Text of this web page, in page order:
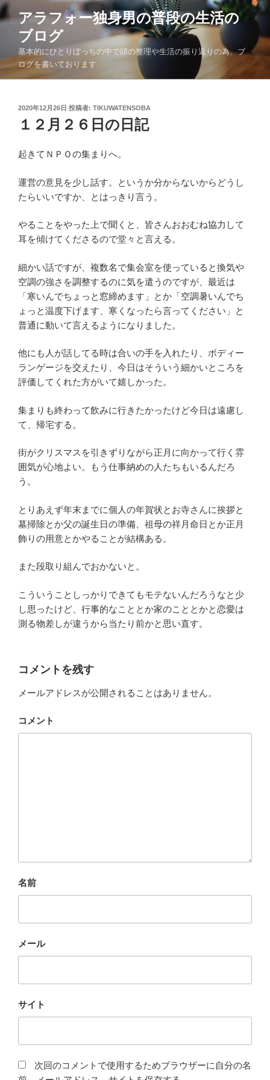
コ
ン
へ
アラフォー独身男の普段の生活の
ブログ
基本的にひとりぼっちの中で頭の整理や生活の振り返りの為、ブ
ログを書いております
投
稿
日:
2020年12月26日 投稿者: TIKUWATENSOBA
１２月２６日の日記
起きてＮＰＯの集まりへ。
運営の意見を少し話す。というか分からないからどうし
たらいいですか、とはっきり言う。
やることをやった上で聞くと、皆さんおおむね協力して
耳を傾けてくださるので堂々と言える。
細かい話ですが、複数名で集会室を使っていると換気や
空調の強さを調整するのに気を遣うのですが、最近は
「寒いんでちょっと窓締めます」とか「空調暑いんでち
ょっと温度下げます、寒くなったら言ってください」と
普通に動いて言えるようになりました。
他にも人が話してる時は合いの手を入れたり、ボディー
ランゲージを交えたり、今日はそういう細かいところを
評価してくれた方がいて嬉しかった。
集まりも終わって飲みに行きたかったけど今日は遠慮し
て、帰宅する。
街がクリスマスを引きずりながら正月に向かって行く雰
囲気が心地よい。もう仕事納めの人たちもいるんだろ
う。
とりあえず年末までに個人の年賀状とお寺さんに挨拶と
墓掃除とか父の誕生日の準備、祖母の祥月命日とか正月
飾りの用意とかやることが結構ある。
また段取り組んでおかないと。
こういうことしっかりできてもモテないんだろうなと少
し思ったけど、行事的なこととか家のこととかと恋愛は
測る物差しが違うから当たり前かと思い直す。
コメントを残す
メールアドレスが公開されることはありません。
コメント
名前
メール
サイト
次回のコメントで使用するためブラウザーに自分の名